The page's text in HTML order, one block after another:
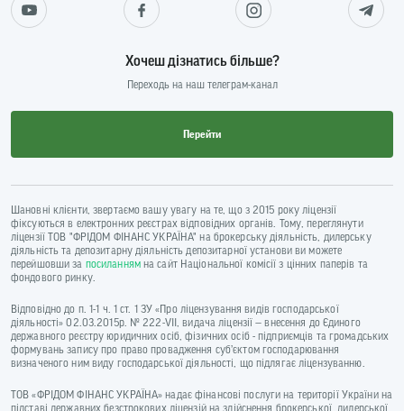
Хочеш дізнатись більше?
Переходь на наш телеграм-канал
Перейти
Шановні клієнти, звертаємо вашу увагу на те, що з 2015 року ліцензії
фіксуються в електронних реєстрах відповідних органів. Тому, переглянути
ліцензії ТОВ "ФРІДОМ ФІНАНС УКРАЇНА" на брокерську діяльність, дилерську
діяльність та депозитарну діяльність депозитарної установи ви можете
перейшовши за посиланнямна сайт Національної комісії з цінних паперів та
фондового ринку.
Відповідно до п. 1-1 ч. 1 ст. 1 ЗУ «Про ліцензування видів господарської
діяльності» 02.03.2015р. № 222-VII, видача ліцензії — внесення до Єдиного
державного реєстру юридичних осіб, фізичних осіб - підприємців та громадських
формувань запису про право провадження суб’єктом господарювання
визначеного ним виду господарської діяльності, що підлягає ліцензуванню.
ТОВ «ФРІДОМ ФІНАНС УКРАЇНА» надає фінансові послуги на території України на
підставі державних безстрокових ліцензій на здійснення брокерської, дилерської